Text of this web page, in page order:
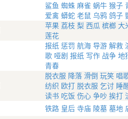
鲨鱼 蜘蛛 麻雀 蜗牛 猴子
爱禽 蟒蛇 老鼠 乌鸦 鸽子
苹果 荔枝 梨 西瓜 槟榔 大
莲花
报纸 惩罚 航海 导游 解救
歌 哑剧 报纸 写作 战争 地
青春
脱衣服 降落 滑倒 玩笑 唱
纺织 欧打 脱衣服 乞讨 睡
读书 吃饭 伤心 争吵 挨打
铁路 皇后 寺庙 陵墓 墓地